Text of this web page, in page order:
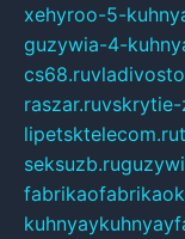
xehyroo-5-
guzywia-4-
cs68.ru
raszar.ruvskrytie-
lipetsktelecom.ru
seksuzb.ru